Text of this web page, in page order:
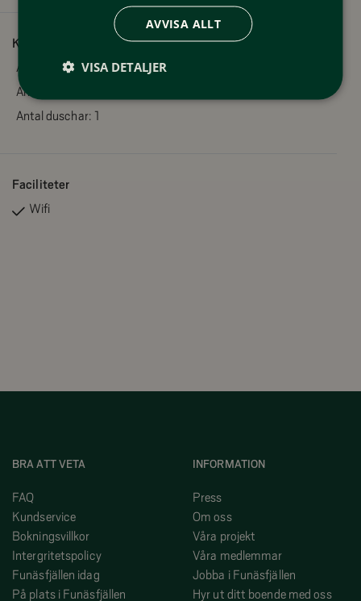
Kapacitet
Antal bäddar: 2
Antal WC:
Antal duschar: 1
Faciliteter
Wifi
BRA ATT VETA
FAQ
Kundservice
Bokningsvillkor
Intergritetspolicy
Funäsfjällen idag
På plats i Funäsfjällen
INFORMATION
Press
Om oss
Våra projekt
Våra medlemmar
Jobba i Funäsfjällen
Hyr ut ditt boende med oss
AVVISA ALLT
VISA DETALJER